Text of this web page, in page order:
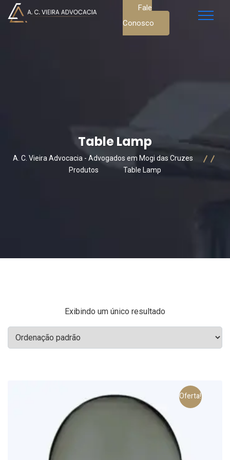
Fale
Conosco
Table Lamp
A. C. Vieira Advocacia - Advogados em Mogi das Cruzes
Produtos
Table Lamp
Exibindo um único resultado
Oferta!